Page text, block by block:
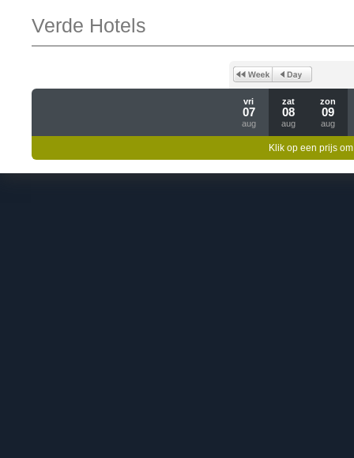
Verde Hotels
vri
07
aug
zat
08
aug
zon
09
aug
Klik op een prijs